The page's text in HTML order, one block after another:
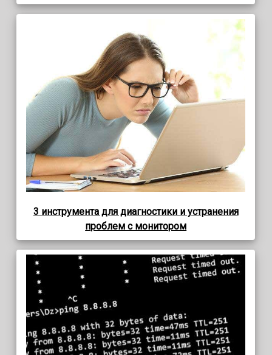
3 инструмента для диагностики и устранения
проблем с монитором